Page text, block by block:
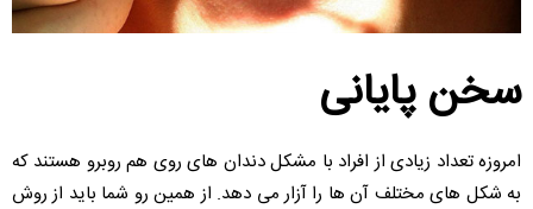
سخن پایانی
امروزه تعداد زیادی از افراد با مشکل دندان های روی هم روبرو هستند که
به شکل های مختلف آن ها را آزار می دهد. از همین رو شما باید از روش